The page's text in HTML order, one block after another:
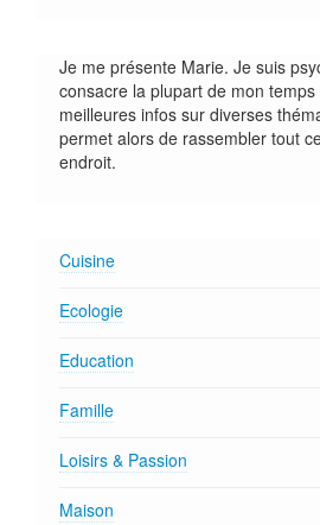
Je me présente Marie. Je suis
consacre la plupart de mon
meilleures infos sur diverses
permet alors de rassembler tout
endroit.
Cuisine
Ecologie
Education
Famille
Loisirs & Passion
Maison